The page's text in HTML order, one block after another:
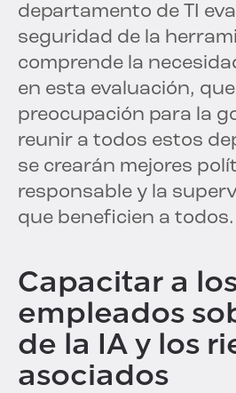
departamento de TI
seguridad de la
comprende la
en esta evaluación,
preocupación para la
reunir a todos estos
se crearán mejores
responsable y la
que beneficien a todos.
Capacitar a
empleados
de la IA y los
asociados